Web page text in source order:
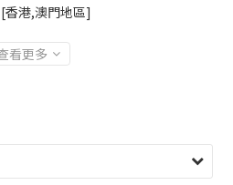
香港,澳門地區]
看更多